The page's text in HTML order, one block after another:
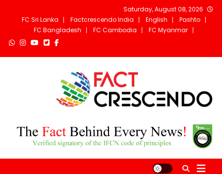
Skip
Saturday, August 08, 2026
Pashto
English
Factcrescendo India
FC Sri Lanka
FC Myanmar
FC Cambodia
FC Bangladesh
Fact Crescendo
Afghanistan